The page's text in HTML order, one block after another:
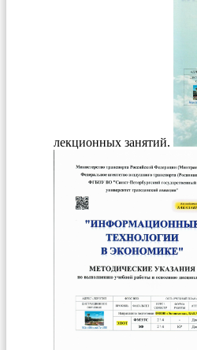
лекционных занятий.